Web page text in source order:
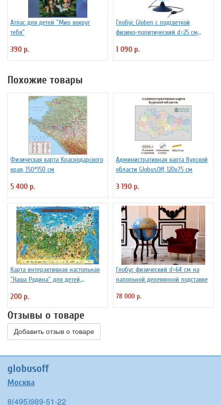
Атлас для детей "Мир вокруг
тебя"
390 р.
Глобус Globen с подсветкой
физико-политический d=25 см
1 090 р.
Похожие товары
Физическая карта Краснодарского
края, 150*150 см
5 400 р.
Административная карта Курской
области GlobusOff, 120х75 см
3 190 р.
Карта интерактивная настольная
"Наша Родина" для детей,
200 р.
Глобус физический d=64 см на
напольной деревянной подставке
78 000 р.
Отзывы о товаре
Добавить отзыв о товаре
globusoff
Москва
8(495)989-51-22